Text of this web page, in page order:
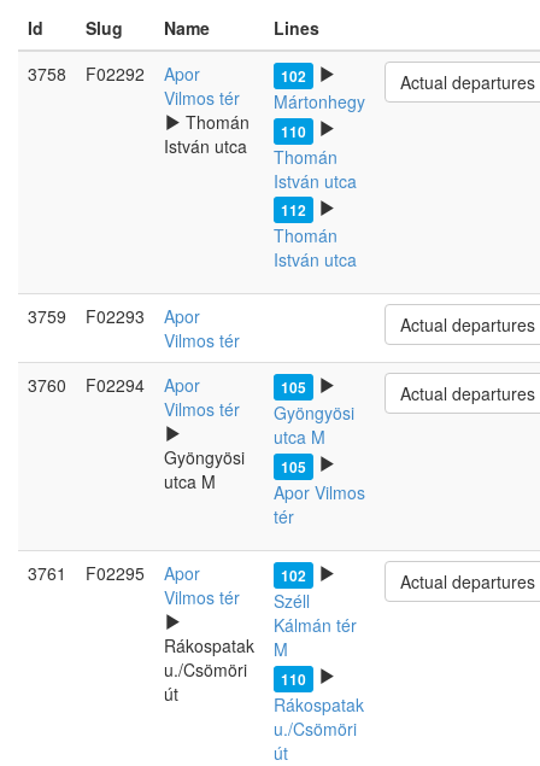
Id Slug Name
Lines
3758
F02292
Apor
Vilmos tér
Thomán
István utca
102
Mártonhegy
110
Thomán
István utca
112
Thomán
István utca
Actual departures
3759 F02293
Apor
Vilmos tér
Actual departures
3760 F02294
Apor
Vilmos tér
Gyöngyösi
utca M
105
Gyöngyösi
utca M
105
Apor Vilmos
tér
Actual departures
3761 F02295
Apor
Vilmos tér
Rákospatak
u./Csömöri
út
102
Széll
Kálmán tér
M
110
Rákospatak
u./Csömöri
út
Actual departures